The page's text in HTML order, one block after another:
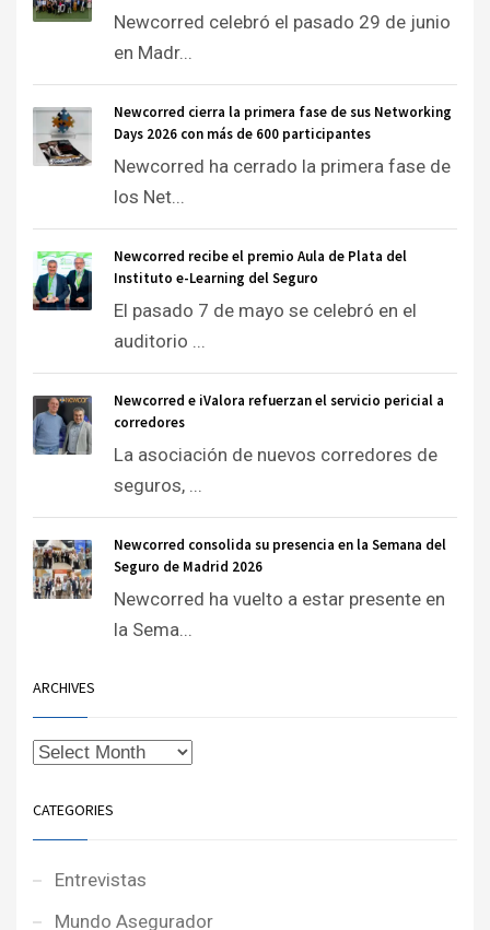
Newcorred celebró el pasado 29 de junio
en Madr...
Newcorred cierra la primera fase de sus Networking
Days 2026 con más de 600 participantes
Newcorred ha cerrado la primera fase de
los Net...
Newcorred recibe el premio Aula de Plata del
Instituto e-Learning del Seguro
El pasado 7 de mayo se celebró en el
auditorio ...
Newcorred e iValora refuerzan el servicio pericial a
corredores
La asociación de nuevos corredores de
seguros, ...
Newcorred consolida su presencia en la Semana del
Seguro de Madrid 2026
Newcorred ha vuelto a estar presente en
la Sema...
ARCHIVES
CATEGORIES
Entrevistas
Mundo Asegurador